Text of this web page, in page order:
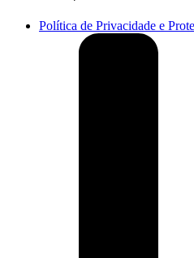
Política de Privacidade e